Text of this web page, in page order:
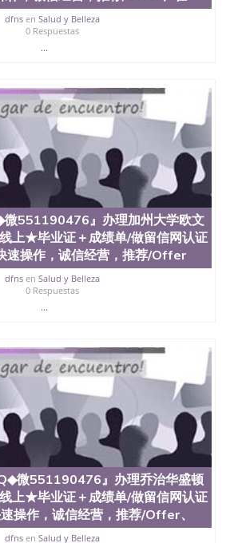
dfnsen Salud y Belleza
0 Respuestas
...
微551190476』办理加州大学欧文
上★毕业证＋成绩单/做留信网认证
速操作，诚信经营，推荐/Offer
dfnsen Salud y Belleza
0 Respuestas
...
微551190476』办理乔治华盛顿
上★毕业证＋成绩单/做留信网认证
速操作，诚信经营，推荐/Offer、
dfnsen Salud y Belleza